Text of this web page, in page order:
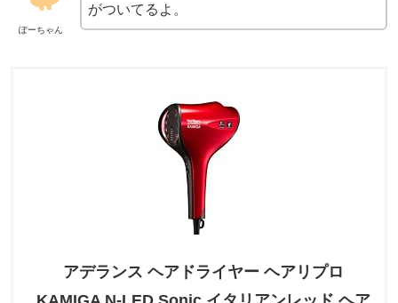
ぽーちゃん
がついてるよ。
アデランス ヘアドライヤー ヘアリプロ